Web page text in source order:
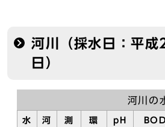
河川（採水日：平
日）
河川の
水
河
測
環
pH
BOD